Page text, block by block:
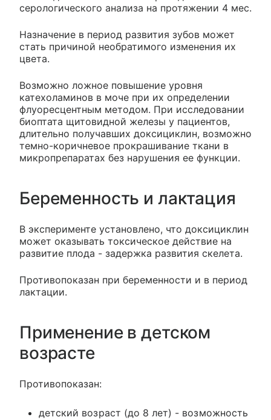
серологического анализа на протяжении 4 мес.
Назначение в период развития зубов может
стать причиной необратимого изменения их
цвета.
Возможно ложное повышение уровня
катехоламинов в моче при их определении
флуоресцентным методом. При исследовании
биоптата щитовидной железы у пациентов,
длительно получавших доксициклин, возможно
темно-коричневое прокрашивание ткани в
микропрепаратах без нарушения ее функции.
Беременность и лактация
В эксперименте установлено, что доксициклин
может оказывать токсическое действие на
развитие плода - задержка развития скелета.
Противопоказан при беременности и в период
лактации.
Применение в детском
возрасте
Противопоказан:
детский возраст (до 8 лет) - возможность